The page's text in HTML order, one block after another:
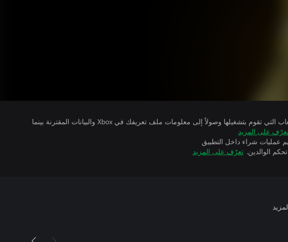
يتلقى ناشرو الألعاب التي تقوم بتشغيلها وصولاً إلى معلومات ملف تعريفك في Xbox والبيانات المقترنة بينما
على المزيد
عمليات شراء داخل التطبيق
الوالدين. تعرّف على المزيد